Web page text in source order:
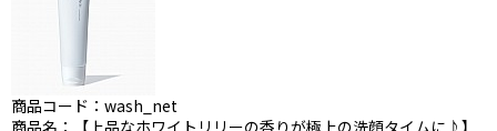
商品コード：wash_net
商品名：【上品なホワイトリリーの香りが極上の洗顔タイムに♪】